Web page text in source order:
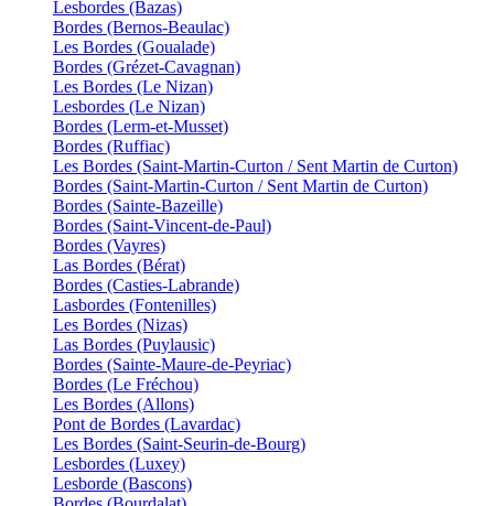
Lesbordes (Bazas)
Bordes (Bernos-Beaulac)
Les Bordes (Goualade)
Bordes (Grézet-Cavagnan)
Les Bordes (Le Nizan)
Lesbordes (Le Nizan)
Bordes (Lerm-et-Musset)
Bordes (Ruffiac)
Les Bordes (Saint-Martin-Curton / Sent Martin de Curton)
Bordes (Saint-Martin-Curton / Sent Martin de Curton)
Bordes (Sainte-Bazeille)
Bordes (Saint-Vincent-de-Paul)
Bordes (Vayres)
Las Bordes (Bérat)
Bordes (Casties-Labrande)
Lasbordes (Fontenilles)
Les Bordes (Nizas)
Las Bordes (Puylausic)
Bordes (Sainte-Maure-de-Peyriac)
Bordes (Le Fréchou)
Les Bordes (Allons)
Pont de Bordes (Lavardac)
Les Bordes (Saint-Seurin-de-Bourg)
Lesbordes (Luxey)
Lesborde (Bascons)